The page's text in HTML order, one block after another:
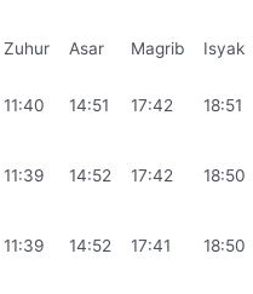
Zuhur Asar Magrib Isyak
11:40 14:51 17:42 18:51
11:39 14:52 17:42 18:50
11:39 14:52 17:41 18:50